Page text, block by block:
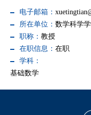
电子邮箱：
所在单位： 数学科学
职称： 教授
在职信息： 在职
学科：
基础数学